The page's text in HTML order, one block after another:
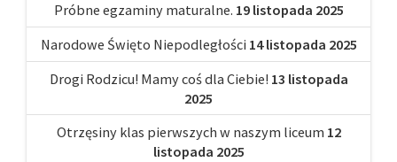
Próbne egzaminy maturalne. 19 listopada 2025
Narodowe Święto Niepodległości 14 listopada 2025
Drogi Rodzicu! Mamy coś dla Ciebie! 13 listopada
2025
Otrzęsiny klas pierwszych w naszym liceum 12
listopada 2025